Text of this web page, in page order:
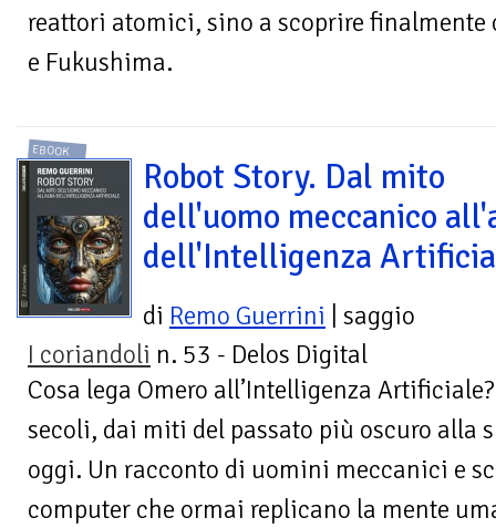
reattori atomici, sino a scoprire finalmente
e Fukushima.
EBOOK
Robot Story. Dal mito
dell'uomo meccanico
dell'Intelligenza
di Remo Guerrini | saggio
I coriandoli n. 53 - Delos Digital
Cosa lega Omero all’Intelligenza
secoli, dai miti del passato più oscuro alla
oggi. Un racconto di uomini meccanici e
computer che ormai replicano la mente